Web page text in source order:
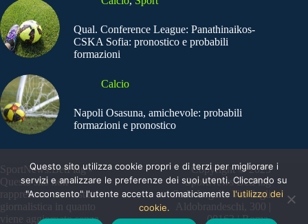
Qual. Conference League: Panathinaikos-
CSKA Sofia: pronostico e probabili
formazioni
Calcio
Napoli Osasuna, amichevole: probabili
formazioni e pronostico
SportNews.BetFlag -
Questo sito non
rappresenta una testata
giornalistica in quanto
viene aggiornato senza
Copyright © 2025
SportNews BetFlag
Sede Legale: Via degli
Aldobrandeschi, 300 |
00163 | Roma
Questo sito utilizza cookie propri e di terzi per migliorare i
servizi e analizzare le preferenze dei suoi utenti. Cliccando su
"Acconsento" l'utente accetta automaticamente l'utilizzo dei
cookie.